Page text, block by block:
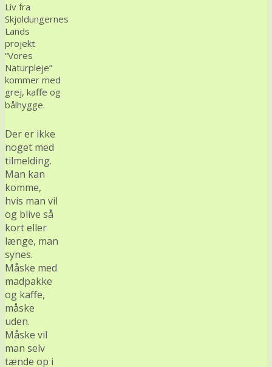
Liv fra
Skjoldungernes
Lands
projekt
“Vores
Naturpleje”
kommer med
grej, kaffe og
bålhygge.
Der er ikke
noget med
tilmelding.
Man kan
komme,
hvis man vil
og blive så
kort eller
længe, man
synes.
Måske med
madpakke
og kaffe,
måske
uden.
Måske vil
man selv
tænde op i